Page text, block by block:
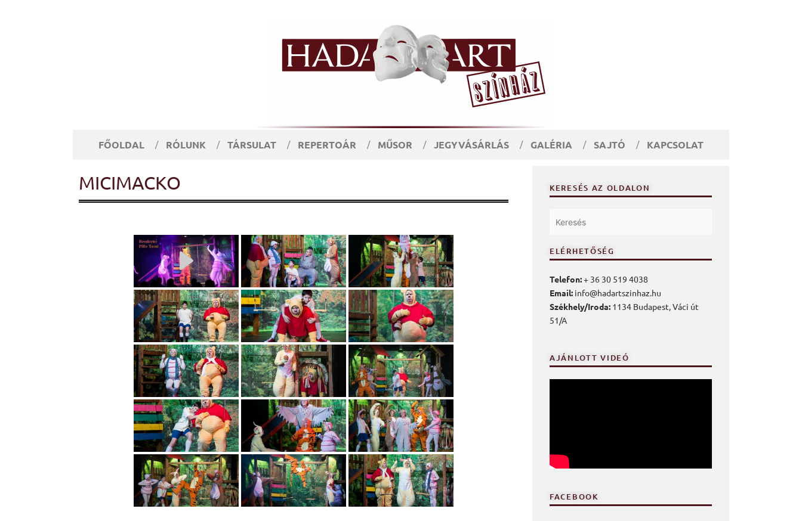
FŐOLDAL RÓLUNK TÁRSULAT REPERTOÁR MŰSOR JEGYVÁSÁRLÁS GALÉRIA SAJTÓ KAPCSOLAT
MICIMACKO KERESÉS AZ OLDALON
ELÉRHETŐSÉG
Telefon:+ 36 30 519 4038
Email: info@hadartszinhaz.hu
Székhely/Iroda: 1134 Budapest, Váci út
51/A
AJÁNLOTT VIDEÓ
FACEBOOK